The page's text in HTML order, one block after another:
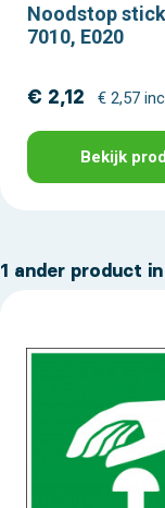
Noodstop
7010, E020
€ 2,12 € 2,57
Bekijk
1 ander product